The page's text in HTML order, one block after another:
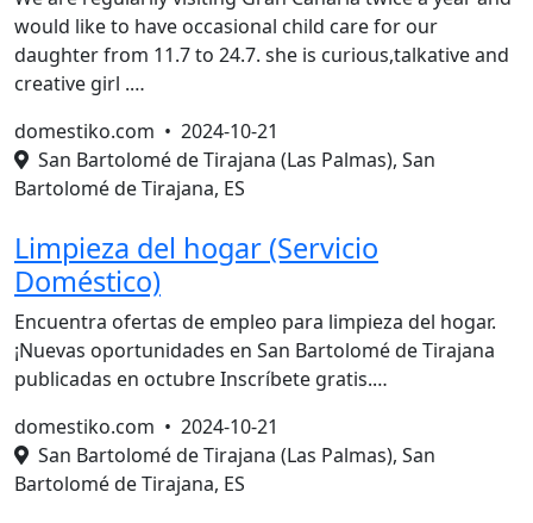
would like to have occasional child care for our
daughter from 11.7 to 24.7. she is curious,talkative and
creative girl .…
domestiko.com • 2024-10-21
San Bartolomé de Tirajana (Las Palmas), San
Bartolomé de Tirajana, ES
Limpieza del hogar (Servicio
Doméstico)
Encuentra ofertas de empleo para limpieza del hogar.
¡Nuevas oportunidades en San Bartolomé de Tirajana
publicadas en octubre Inscríbete gratis.…
domestiko.com • 2024-10-21
San Bartolomé de Tirajana (Las Palmas), San
Bartolomé de Tirajana, ES